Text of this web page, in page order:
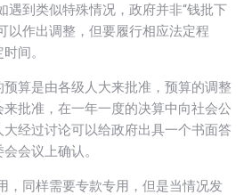
遇到类似特殊情况，政府并非“钱批下
以作出调整，但要履行相应法定程
间。
算是由各级人大来批准，预算的调整
批准，在一年一度的决算中向社会公
经过讨论可以给政府出具一个书面答
会议上确认。
，同样需要专款专用，但是当情况发